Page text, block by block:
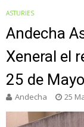
ASTURIES
Andecha
Xeneral el
25 de Mayo
Andecha 25